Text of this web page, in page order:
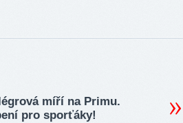
míří na Primu.
pro sporťáky!